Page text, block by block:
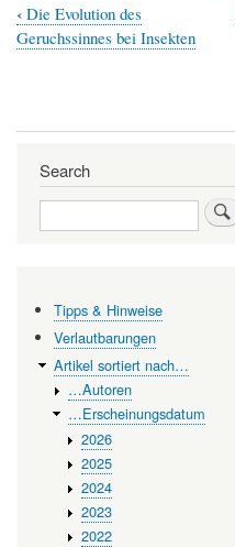
Book
for
Klimawandel
und
Änderungen
gefährden
die
weltweite
Stromerzeugung
‹ Die Evolution des
Geruchssinnes bei Insekten
Search
Search
Tipps & Hinweise
Verlautbarungen
Artikel sortiert nach…
…Autoren
…Erscheinungsdatum
2026
2025
2024
2023
2022